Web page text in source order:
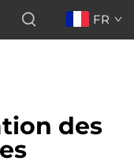
FR
des